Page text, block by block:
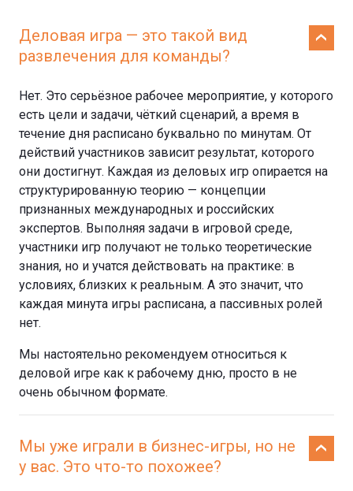
Деловая игра — это такой вид
развлечения для команды?
Нет. Это серьёзное рабочее мероприятие, у которого
есть цели и задачи, чёткий сценарий, а время в
течение дня расписано буквально по минутам. От
действий участников зависит результат, которого
они достигнут. Каждая из деловых игр опирается на
структурированную теорию — концепции
признанных международных и российских
экспертов. Выполняя задачи в игровой среде,
участники игр получают не только теоретические
знания, но и учатся действовать на практике: в
условиях, близких к реальным. А это значит, что
каждая минута игры расписана, а пассивных ролей
нет.
Мы настоятельно рекомендуем относиться к
деловой игре как к рабочему дню, просто в не
очень обычном формате.
Мы уже играли в бизнес-игры, но не
у вас. Это что-то похожее?